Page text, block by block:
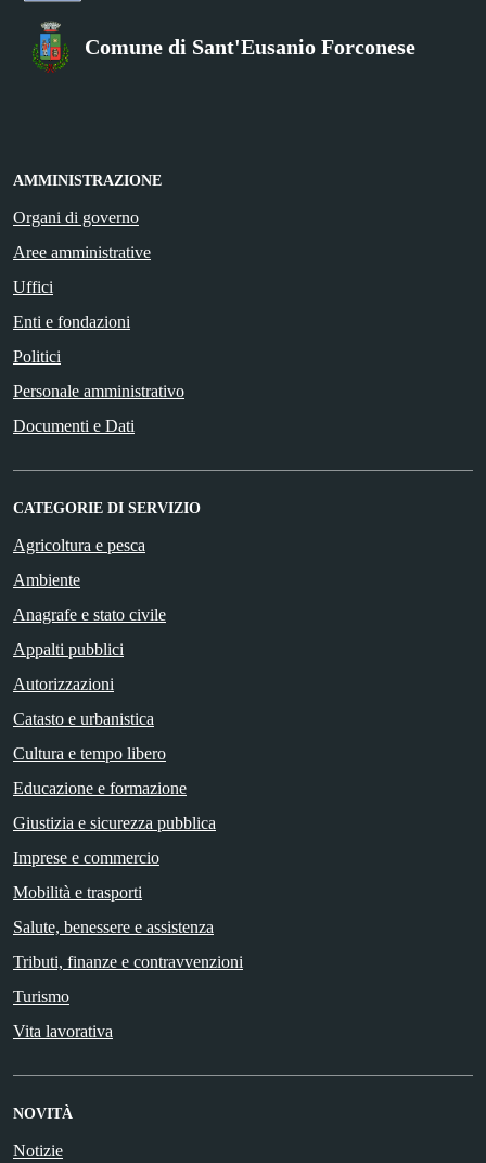
Comune di Sant'Eusanio Forconese
AMMINISTRAZIONE
Organi di governo
Aree amministrative
Uffici
Enti e fondazioni
Politici
Personale amministrativo
Documenti e Dati
CATEGORIE DI SERVIZIO
Agricoltura e pesca
Ambiente
Anagrafe e stato civile
Appalti pubblici
Autorizzazioni
Catasto e urbanistica
Cultura e tempo libero
Educazione e formazione
Giustizia e sicurezza pubblica
Imprese e commercio
Mobilità e trasporti
Salute, benessere e assistenza
Tributi, finanze e contravvenzioni
Turismo
Vita lavorativa
NOVITÀ
Notizie